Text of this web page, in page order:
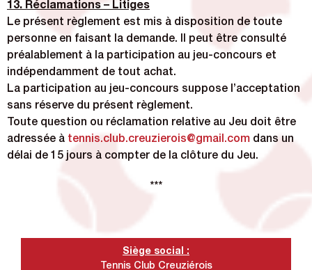
13. Réclamations – Litiges
Le présent règlement est mis à disposition de toute
personne en faisant la demande. Il peut être consulté
préalablement à la participation au jeu-concours et
indépendamment de tout achat.
La participation au jeu-concours suppose l’acceptation
sans réserve du présent règlement.
Toute question ou réclamation relative au Jeu doit être
adressée à tennis.club.creuzierois@gmail.com dans un
délai de 15 jours à compter de la clôture du Jeu.
***
Siège social :
Tennis Club Creuziérois